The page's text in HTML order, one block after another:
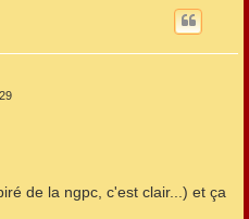
de la ngpc, c'est clair...) et ça